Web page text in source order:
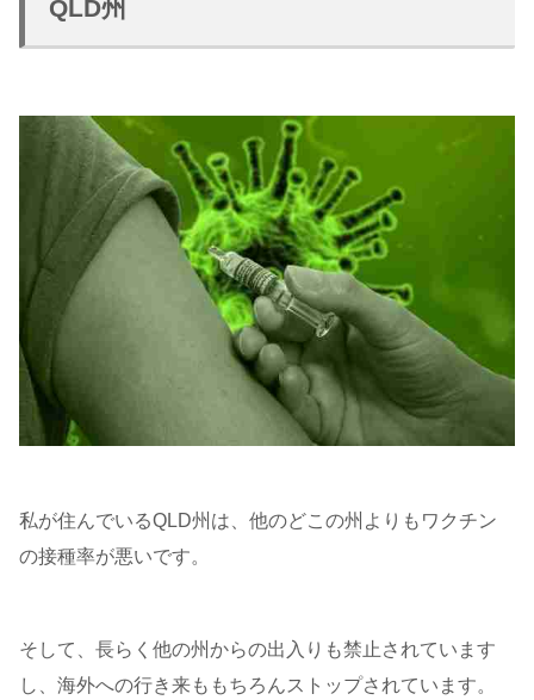
QLD州
私が住んでいるQLD州は、他のどこの州よりもワクチン
の接種率が悪いです。
そして、長らく他の州からの出入りも禁止されています
し、海外への行き来ももちろんストップされています。